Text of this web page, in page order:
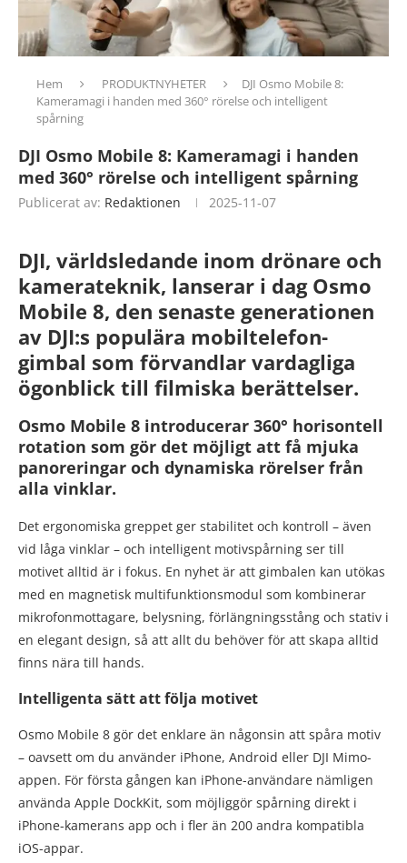
Hem PRODUKTNYHETER
DJI Osmo Mobile 8:
Kameramagi i handen med 360° rörelse och intelligent
spårning
DJI Osmo Mobile 8: Kameramagi i handen
med 360° rörelse och intelligent spårning
Publicerat av: Redaktionen 2025-11-07
DJI, världsledande inom drönare och
kamerateknik, lanserar i dag Osmo
Mobile 8, den senaste generationen
av DJI:s populära mobiltelefon-
gimbal som förvandlar vardagliga
ögonblick till filmiska berättelser.
Osmo Mobile 8 introducerar 360° horisontell
rotation som gör det möjligt att få mjuka
panoreringar och dynamiska rörelser från
alla vinklar.
Det ergonomiska greppet ger stabilitet och kontroll – även
vid låga vinklar – och intelligent motivspårning ser till
motivet alltid är i fokus. En nyhet är att gimbalen kan utökas
med en magnetisk multifunktionsmodul som kombinerar
mikrofonmottagare, belysning, förlängningsstång och stativ i
en elegant design, så att allt du behöver för att skapa alltid
finns nära till hands.
Intelligenta sätt att följa motivet
Osmo Mobile 8 gör det enklare än någonsin att spåra motiv
– oavsett om du använder iPhone, Android eller DJI Mimo-
appen. För första gången kan iPhone-användare nämligen
använda Apple DockKit, som möjliggör spårning direkt i
iPhone-kamerans app och i fler än 200 andra kompatibla
iOS-appar.